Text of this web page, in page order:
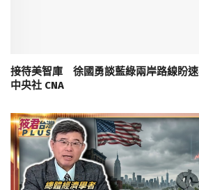
接待美智庫 徐國勇談藍綠兩岸路線盼
中央社 CNA